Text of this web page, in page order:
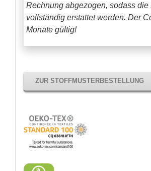
Rechnung abgezogen, sodass die
vollständig erstattet werden. Der
Monate gültig!
ZUR STOFFMUSTERBESTELLUNG